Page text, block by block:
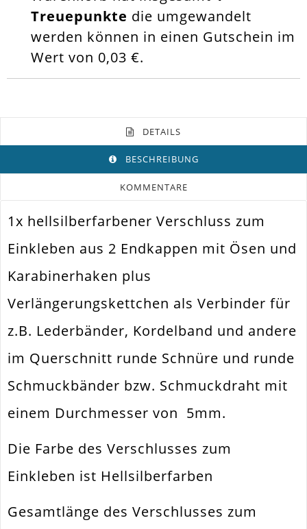
Treuepunkte die umgewandelt
werden können in einen Gutschein im
Wert von 0,03 €.
DETAILS
BESCHREIBUNG
KOMMENTARE
Farbe Hellsilber
Funktion Schmuckverschluss
Spezifikation
Verwendung Armband. Halsband
Durchmesser Außen 10x6.5mm
Einkleböffnung 5mm
Material Metall Legierung
Form / Motiv Zylinder. Tube
1x hellsilberfarbener Verschluss zum
Einkleben aus 2 Endkappen mit Ösen und
Karabinerhaken plus
Verlängerungskettchen als Verbinder für
z.B. Lederbänder, Kordelband und andere
im Querschnitt runde Schnüre und runde
Schmuckbänder bzw. Schmuckdraht mit
einem Durchmesser von 5mm.
Die Farbe des Verschlusses zum
Einkleben ist Hellsilberfarben
Gesamtlänge des Verschlusses zum